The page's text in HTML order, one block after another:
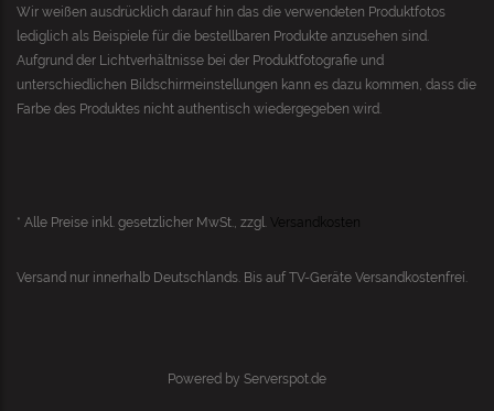
Wir weißen ausdrücklich darauf hin das die verwendeten Produktfotos
lediglich als Beispiele für die bestellbaren Produkte anzusehen sind.
Aufgrund der Lichtverhältnisse bei der Produktfotografie und
unterschiedlichen Bildschirmeinstellungen kann es dazu kommen, dass die
Farbe des Produktes nicht authentisch wiedergegeben wird.
* Alle Preise inkl. gesetzlicher MwSt., zzgl. Versandkosten
Versand nur innerhalb Deutschlands. Bis auf TV-Geräte Versandkostenfrei.
Powered by Serverspot.de